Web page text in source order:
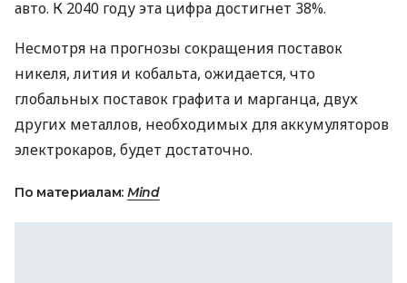
авто. К 2040 году эта цифра достигнет 38%.
Несмотря на прогнозы сокращения поставок
никеля, лития и кобальта, ожидается, что
глобальных поставок графита и марганца, двух
других металлов, необходимых для аккумуляторов
электрокаров, будет достаточно.
По материалам: Mind